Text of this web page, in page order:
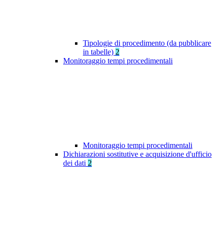
Tipologie di procedimento (da pubblicare
in tabelle) 2
Monitoraggio tempi procedimentali
Monitoraggio tempi procedimentali
Dichiarazioni sostitutive e acquisizione d'ufficio
dei dati 2